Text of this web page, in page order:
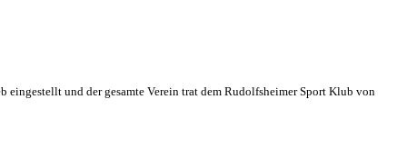
eingestellt und der gesamte Verein trat dem Rudolfsheimer Sport Klub von